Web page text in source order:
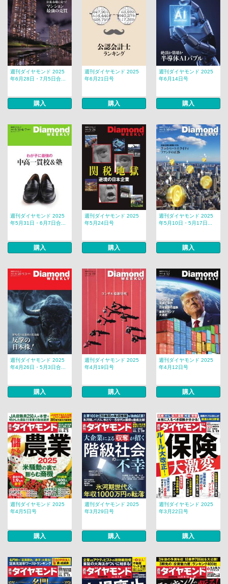
週刊ダイヤモンド 2025
年6月28日・7月5日合...
購入
週刊ダイヤモンド 2025
年6月21日号
購入
週刊ダイヤモンド 2025
年6月14日号
購入
週刊ダイヤモンド 2025
年5月31日・6月7日合...
購入
週刊ダイヤモンド 2025
年5月24日号
購入
週刊ダイヤモンド 2025
年5月10日・5月17日...
購入
週刊ダイヤモンド 2025
年4月26日・5月3日合...
購入
週刊ダイヤモンド 2025
年4月19日号
購入
週刊ダイヤモンド 2025
年4月12日号
購入
週刊ダイヤモンド 2025
年4月5日号
購入
週刊ダイヤモンド 2025
年3月29日号
購入
週刊ダイヤモンド 2025
年3月22日号
購入